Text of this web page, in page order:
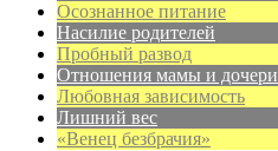
Осознанное питание
Насилие родителей
Пробный развод
Отношения мамы и дочери
Любовная зависимость
Лишний вес
«Венец безбрачия»